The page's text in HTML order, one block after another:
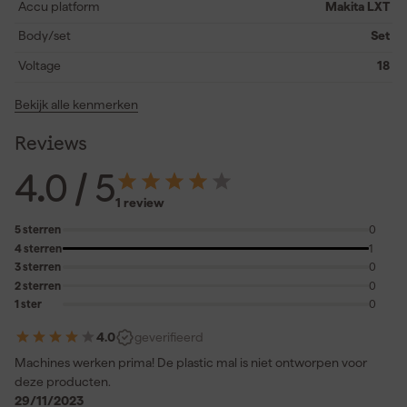
begin tot eind.
Accu platform Makita LXT
Body/set Set
Voltage 18
Bekijk alle kenmerken
Reviews
4.0 / 51 review
5 sterren
0
4 sterren
1
3 sterren
0
2 sterren
0
1 ster
0
4.0
geverifieerd
Machines werken prima! De plastic mal is niet ontworpen voor
deze producten.
29/11/2023